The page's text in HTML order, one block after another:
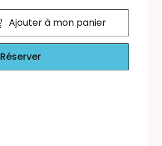
Ajouter à mon panier
Réserver